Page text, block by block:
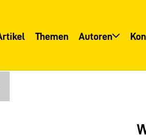
Themen Autoren